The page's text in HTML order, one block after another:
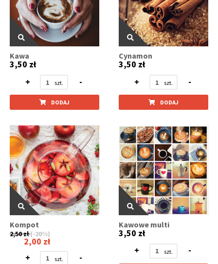
Kawa
3,50 zł
+
-
DODAJ
Cynamon
3,50 zł
+
-
DODAJ
Kompot
2,50 zł (-20%)
2,00 zł
+
-
Kawowe multi
3,50 zł
+
-